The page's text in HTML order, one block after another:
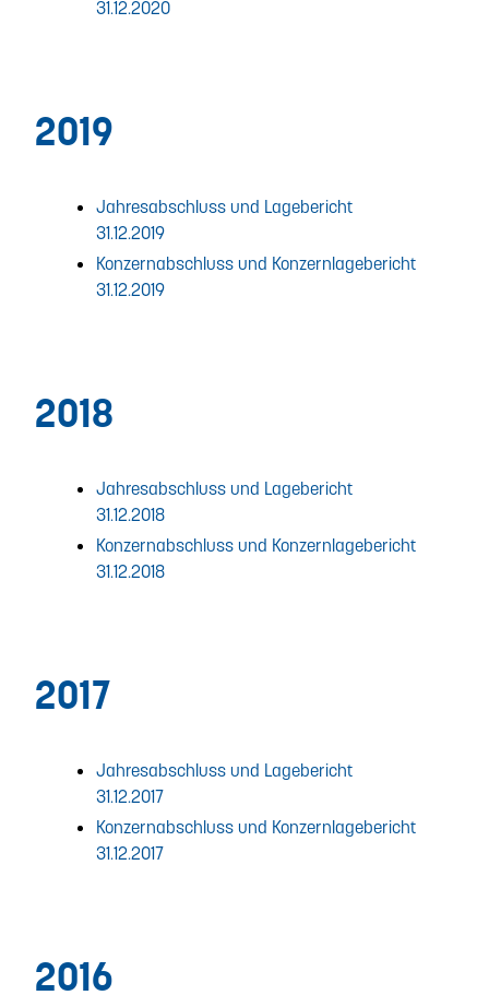
31.12.2020
2019
Jahresabschluss und Lagebericht
31.12.2019
Konzernabschluss und Konzernlagebericht
31.12.2019
2018
Jahresabschluss und Lagebericht
31.12.2018
Konzernabschluss und Konzernlagebericht
31.12.2018
2017
Jahresabschluss und Lagebericht
31.12.2017
Konzernabschluss und Konzernlagebericht
31.12.2017
2016